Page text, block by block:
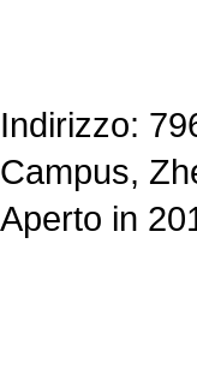
Indirizzo:
Campus,
Aperto in